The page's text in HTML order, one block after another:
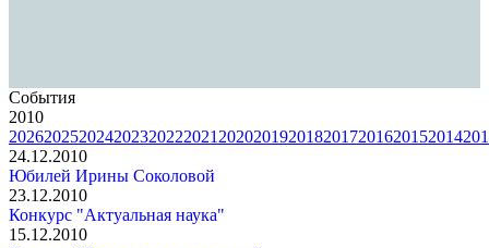
События
2010
202620252024202320222021 2020201920182017201620152014
24.12.2010
Юбилей Ирины Соколовой
23.12.2010
Конкурс "Актуальная наука"
15.12.2010